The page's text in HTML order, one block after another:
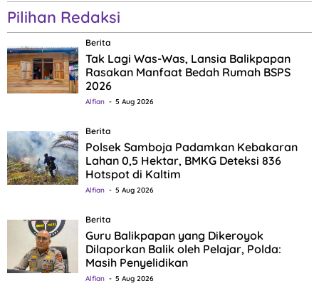
Pilihan Redaksi
Berita
Tak Lagi Was-Was, Lansia Balikpapan
Rasakan Manfaat Bedah Rumah BSPS
2026
Alfian 5 Aug 2026
Berita
Polsek Samboja Padamkan Kebakaran
Lahan 0,5 Hektar, BMKG Deteksi 836
Hotspot di Kaltim
Alfian 5 Aug 2026
Berita
Guru Balikpapan yang Dikeroyok
Dilaporkan Balik oleh Pelajar, Polda:
Masih Penyelidikan
Alfian 5 Aug 2026